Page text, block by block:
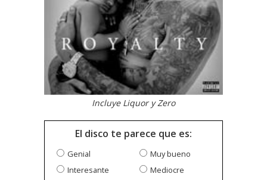
Incluye Liquor y Zero
El disco te parece que es:
Genial
Muy bueno
Interesante
Mediocre